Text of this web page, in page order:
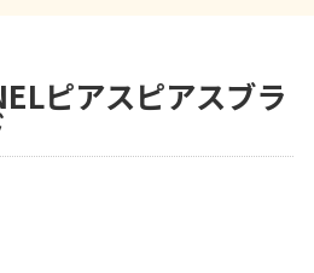
ピアスピアスブラ